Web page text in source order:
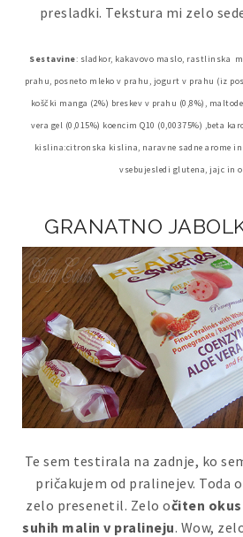
presladki. Tekstura mi zelo
Sestavine: sladkor, kakavovo maslo, rastlinska
prahu, posneto mleko v prahu, jogurt v prahu (iz
koščki manga (2%) breskev v prahu (0,8%),
vera gel (0,015%) koencim Q10 (0,00375%) ,beta
kislina:citronska kislina, naravne sadne arome in
vsebujesledi glutena, jajc in
GRANATNO
Te sem testirala na zadnje, ko
pričakujem od pralinejev. Toda
zelo presenetil. Zelo očiten
suhih malin v pralineju. Wow,